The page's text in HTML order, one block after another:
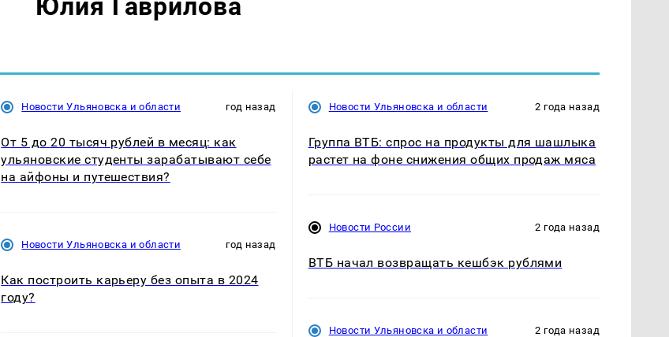
Юлия Гаврилова
Новости Ульяновска и области год назад
От 5 до 20 тысяч рублей в месяц: как
ульяновские студенты зарабатывают себе
на айфоны и путешествия?
Новости Ульяновска и области год назад
Как построить карьеру без опыта в 2024
году?
Новости Ульяновска и области 2 года назад
Группа ВТБ: спрос на продукты для шашлыка
растет на фоне снижения общих продаж мяса
Новости России 2 года назад
ВТБ начал возвращать кешбэк рублями
Новости Ульяновска и области 2 года назад